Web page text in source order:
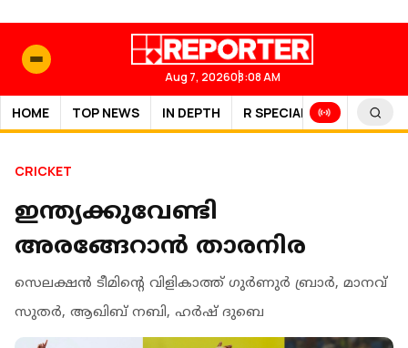
Aug 7, 202608:08 AM
HOME TOP NEWS IN DEPTH R SPECIAL SPORTS
CRICKET
ഇന്ത്യക്കുവേണ്ടി
അരങ്ങേറാന്‍ താരനിര
സെലക്ഷന്‍ ടീമിന്റെ വിളികാത്ത് ഗുര്‍ണുര്‍ ബ്രാര്‍, മാനവ്
സുതര്‍, ആഖിബ് നബി, ഹര്‍ഷ് ദുബെ